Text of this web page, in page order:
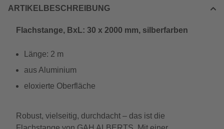
ARTIKELBESCHREIBUNG
Flachstange, BxL: 30 x 2000 mm, silberfarben
Länge: 2 m
aus Aluminium
eloxierte Oberfläche
Robust, vielseitig, durchdacht – das ist die